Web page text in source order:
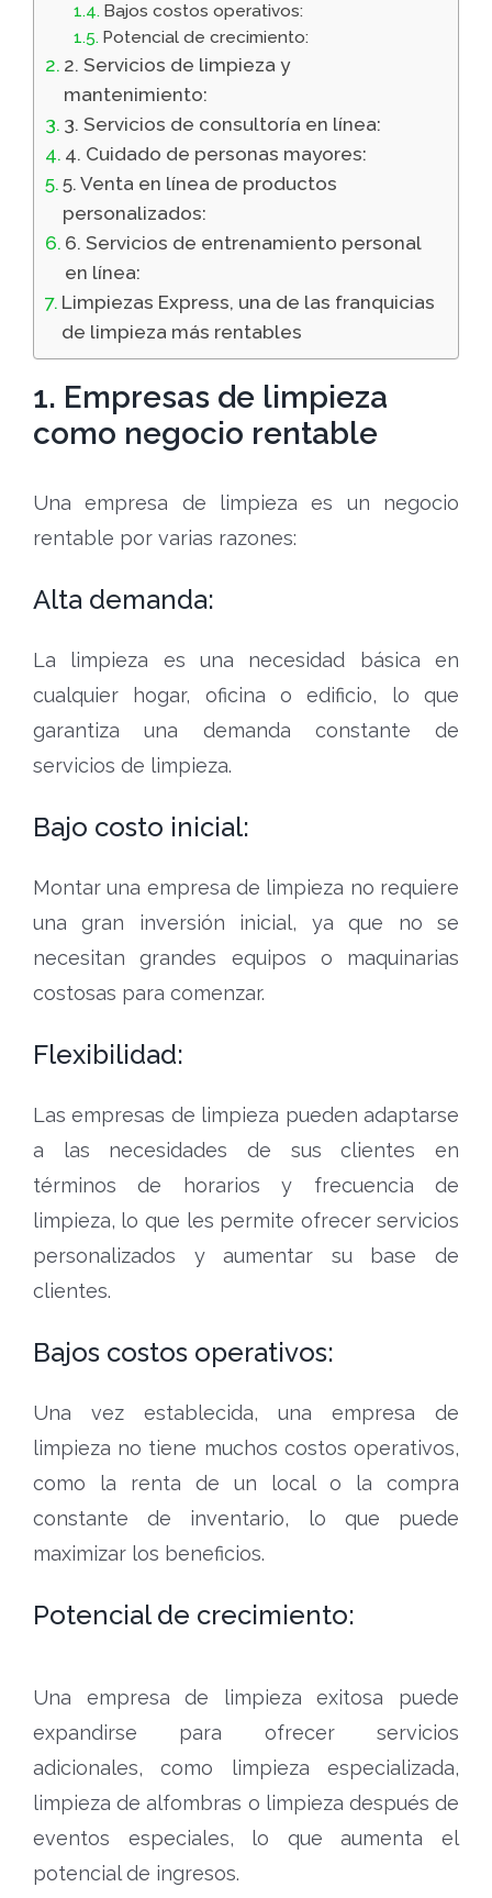
Bajos costos operativos:
Potencial de crecimiento:
2. Servicios de limpieza y
mantenimiento:
3. Servicios de consultoría en línea:
4. Cuidado de personas mayores:
5. Venta en línea de productos
personalizados:
6. Servicios de entrenamiento personal
en línea:
Limpiezas Express, una de las franquicias
de limpieza más rentables
1. Empresas de limpieza
como negocio rentable
Una empresa de limpieza es un negocio
rentable por varias razones:
Alta demanda:
La limpieza es una necesidad básica en
cualquier hogar, oficina o edificio, lo que
garantiza una demanda constante de
servicios de limpieza.
Bajo costo inicial:
Montar una empresa de limpieza no requiere
una gran inversión inicial, ya que no se
necesitan grandes equipos o maquinarias
costosas para comenzar.
Flexibilidad:
Las empresas de limpieza pueden adaptarse
a las necesidades de sus clientes en
términos de horarios y frecuencia de
limpieza, lo que les permite ofrecer servicios
personalizados y aumentar su base de
clientes.
Bajos costos operativos:
Una vez establecida, una empresa de
limpieza no tiene muchos costos operativos,
como la renta de un local o la compra
constante de inventario, lo que puede
maximizar los beneficios.
Potencial de crecimiento:
Una empresa de limpieza exitosa puede
expandirse para ofrecer servicios
adicionales, como limpieza especializada,
limpieza de alfombras o limpieza después de
eventos especiales, lo que aumenta el
potencial de ingresos.